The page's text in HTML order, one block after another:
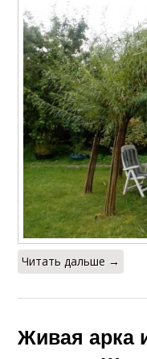
Читать дальше →
Живая арка